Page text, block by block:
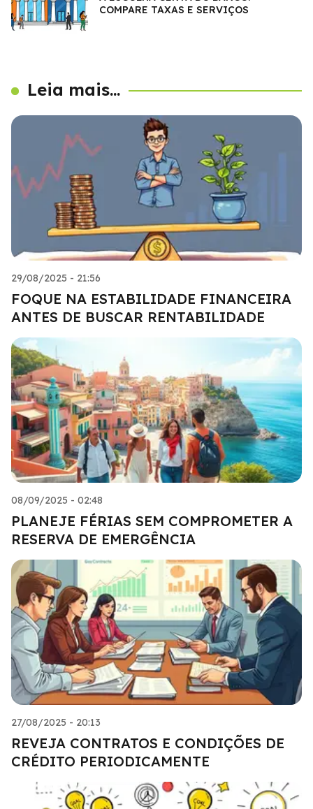
COMPARE TAXAS E SERVIÇOS
Leia mais...
29/08/2025 - 21:56
FOQUE NA ESTABILIDADE FINANCEIRA
ANTES DE BUSCAR RENTABILIDADE
08/09/2025 - 02:48
PLANEJE FÉRIAS SEM COMPROMETER A
RESERVA DE EMERGÊNCIA
27/08/2025 - 20:13
REVEJA CONTRATOS E CONDIÇÕES DE
CRÉDITO PERIODICAMENTE